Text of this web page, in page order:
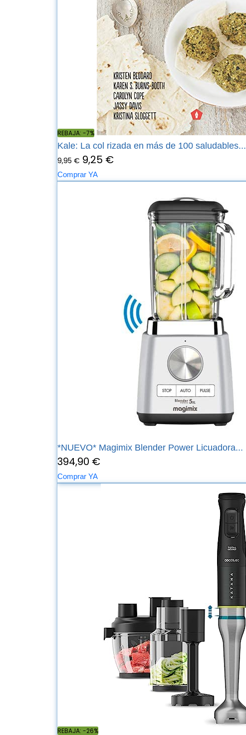
REBAJA: -7%
Kale: La col rizada en más de 100 saludables...
9,95 € 9,25 €
Comprar YA
*NUEVO* Magimix Blender Power Licuadora...
394,90 €
Comprar YA
REBAJA: -26%